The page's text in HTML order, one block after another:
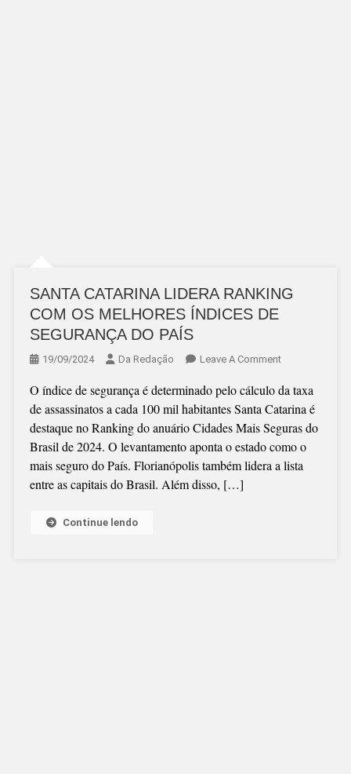
SANTA CATARINA LIDERA RANKING
COM OS MELHORES ÍNDICES DE
SEGURANÇA DO PAÍS
19/09/2024 Da Redação Leave A CommentOn
CATARINA
LIDERA
RANKING
COM
OS
O índice de segurança é determinado pelo cálculo da taxa
de assassinatos a cada 100 mil habitantes Santa Catarina é
destaque no Ranking do anuário Cidades Mais Seguras do
Brasil de 2024. O levantamento aponta o estado como o
mais seguro do País. Florianópolis também lidera a lista
entre as capitais do Brasil. Além disso, […]
Continue lendo